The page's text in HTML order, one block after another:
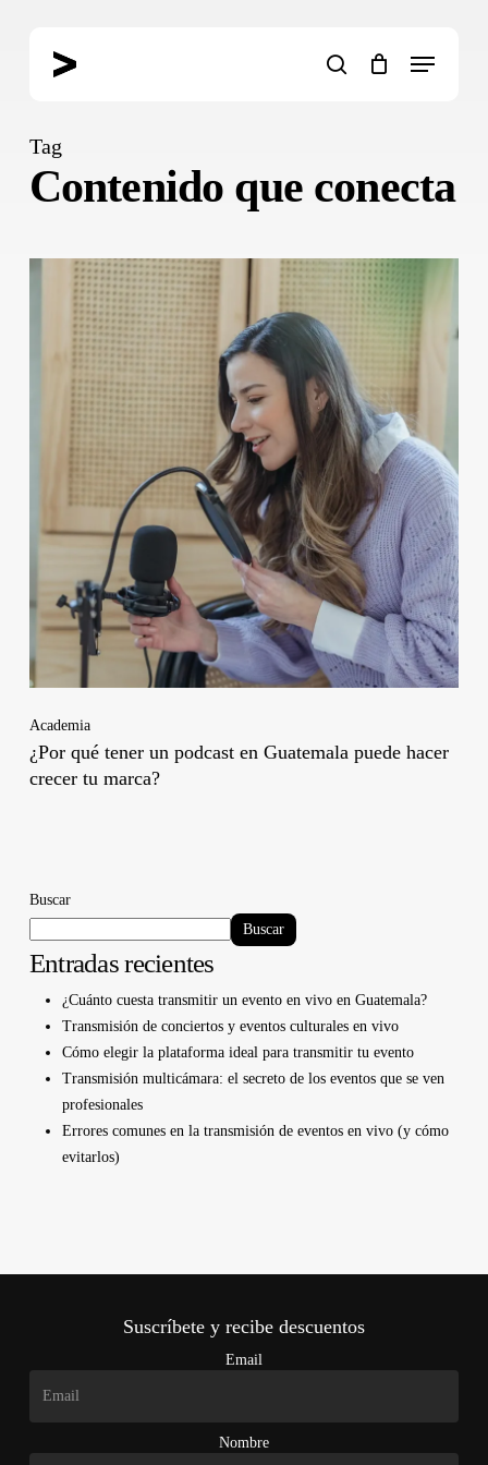
search
Menu
Tag
Contenido que conecta
Academia
¿Por qué tener un podcast en Guatemala puede hacer
crecer tu marca?
Buscar
Buscar
Entradas recientes
¿Cuánto cuesta transmitir un evento en vivo en Guatemala?
Transmisión de conciertos y eventos culturales en vivo
Cómo elegir la plataforma ideal para transmitir tu evento
Transmisión multicámara: el secreto de los eventos que se ven
profesionales
Errores comunes en la transmisión de eventos en vivo (y cómo
evitarlos)
Suscríbete y recibe descuentos
Email
Nombre